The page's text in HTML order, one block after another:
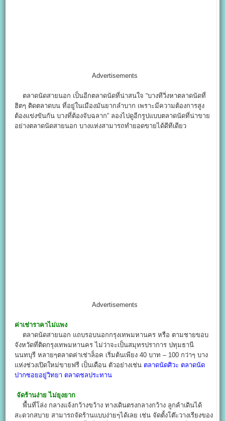
Advertisements
ตลาดนัดสายนอก เป็นอีกตลาดนัดที่น่าสนใจ “บางทีวิ่งหาตลาดนัดที่
ฮิตๆ ติดตลาดบน ที่อยู่ในเมืองมันยากลำบาก เพราะมีความต้องการสูง
ต้องแข่งขันกัน บางที่ต้องจับฉลาก” ลองไปดูอีกรูปแบบตลาดนัดที่น่าขาย
อย่างตลาดนัดสายนอก บางแห่งสามารถทำยอดขายได้ดีทีเดียว
Advertisements
ค่าเช่าราคาไม่แพง
ตลาดนัดสายนอก แถบรอบนอกกรุงเทพมหานคร หรือ ตามชายขอบ
จังหวัดที่ติดกรุงเทพมหานคร ไม่ว่าจะเป็นสมุทรปราการ ปทุมธานี
นนทบุรี หลายๆตลาดค่าเช่าล็อค เริ่มต้นเพียง 40 บาท – 100 กว่าๆ บาง
แห่งช่วงเปิดใหม่ขายฟรี เป็นเดือน ตัวอย่างเช่น ตลาดนัดศิวะ ตลาดนัด
ปากซอยอยู่วิทยา ตลาดชลประทาน
จัดร้านง่าย ไม่ยุงยาก
พื้นที่โล่ง กลางแจ้งกว้างขว้าง ทางเดินตรงกลางกว้าง ลูกค้าเดินได้
สะดวกสบาย สามารถจัดร้านแบบง่ายๆได้เลย เช่น จัดตั้งโต๊ะวางเรียงของ